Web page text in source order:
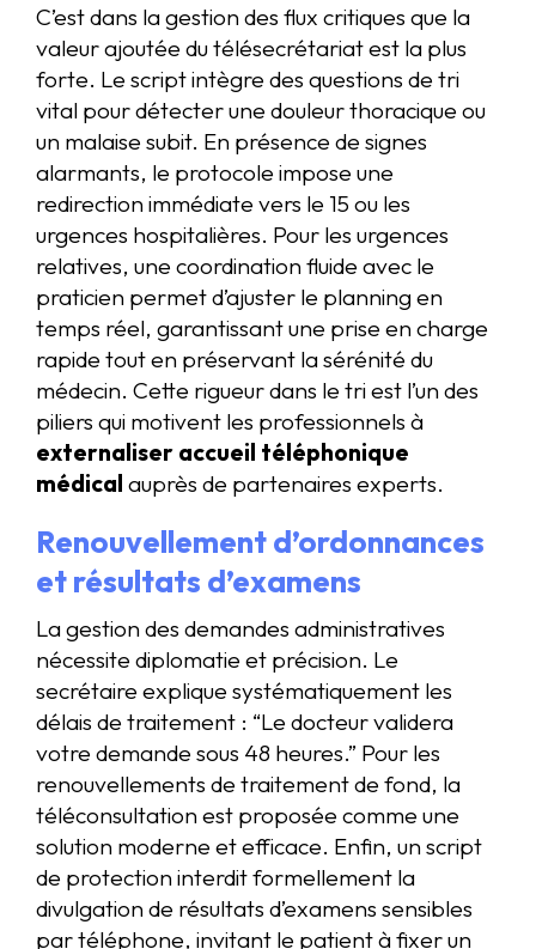
C’est dans la gestion des flux critiques que la
valeur ajoutée du télésecrétariat est la plus
forte. Le script intègre des questions de tri
vital pour détecter une douleur thoracique ou
un malaise subit. En présence de signes
alarmants, le protocole impose une
redirection immédiate vers le 15 ou les
urgences hospitalières. Pour les urgences
relatives, une coordination fluide avec le
praticien permet d’ajuster le planning en
temps réel, garantissant une prise en charge
rapide tout en préservant la sérénité du
médecin. Cette rigueur dans le tri est l’un des
piliers qui motivent les professionnels à
externaliser accueil téléphonique
médical auprès de partenaires experts.
Renouvellement d’ordonnances
et résultats d’examens
La gestion des demandes administratives
nécessite diplomatie et précision. Le
secrétaire explique systématiquement les
délais de traitement : “Le docteur validera
votre demande sous 48 heures.” Pour les
renouvellements de traitement de fond, la
téléconsultation est proposée comme une
solution moderne et efficace. Enfin, un script
de protection interdit formellement la
divulgation de résultats d’examens sensibles
par téléphone, invitant le patient à fixer un